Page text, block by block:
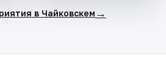
в Чайковскем →